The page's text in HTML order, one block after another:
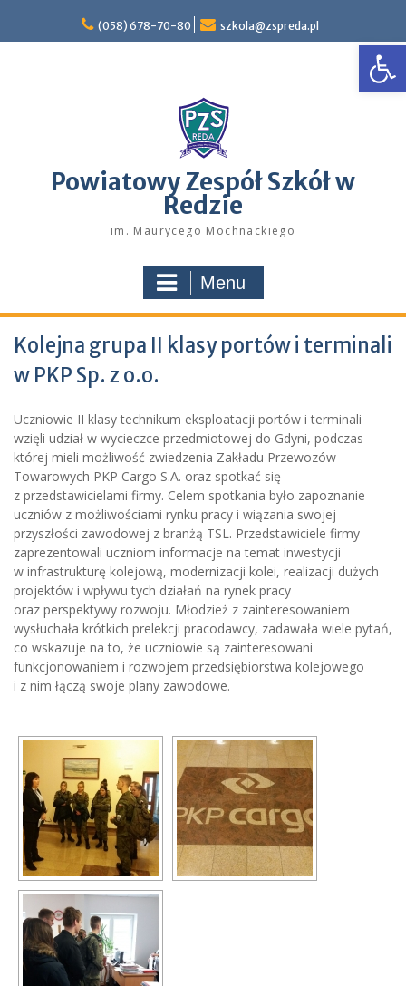
content
(058) 678-70-80 szkola@zspreda.pl
Powiatowy Zespół Szkół w
Redzie
im. Maurycego Mochnackiego
Menu
Kolejna grupa II klasy portów i terminali
w PKP Sp. z o.o.
Uczniowie II klasy technikum eksploatacji portów i terminali
wzięli udział w wycieczce przedmiotowej do Gdyni, podczas
której mieli możliwość zwiedzenia Zakładu Przewozów
Towarowych PKP Cargo S.A. oraz spotkać się
z przedstawicielami firmy. Celem spotkania było zapoznanie
uczniów z możliwościami rynku pracy i wiązania swojej
przyszłości zawodowej z branżą TSL. Przedstawiciele firmy
zaprezentowali uczniom informacje na temat inwestycji
w infrastrukturę kolejową, modernizacji kolei, realizacji dużych
projektów i wpływu tych działań na rynek pracy
oraz perspektywy rozwoju. Młodzież z zainteresowaniem
wysłuchała krótkich prelekcji pracodawcy, zadawała wiele pytań,
co wskazuje na to, że uczniowie są zainteresowani
funkcjonowaniem i rozwojem przedsiębiorstwa kolejowego
i z nim łączą swoje plany zawodowe.